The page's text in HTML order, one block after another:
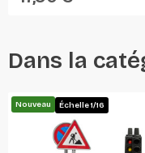
Dans la
Nouveau Échelle 1/16